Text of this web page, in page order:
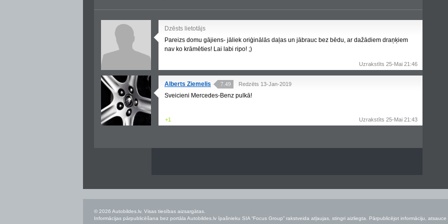
Dzēsts lietotājs
Pareizs domu gājiens- jāliek oriģinālās daļas un jābrauc bez bēdu, ar dažādiem draņķiem
nav ko krāmēties! Lai labi ripo! ;)
Uzrakstīts 25-Mai 21:46
Alberts Ziemelis 7.49 Redzēts 13-Jan-2019
Sveicieni Mercedes-Benz pulkā!
+1 Uzrakstīts 25-Mai 21:43
© 2026 Autobildes.lv. Visas tiesības aizsargātas.
Informācijas pārpublicēšana bez portāla Autobildes.lv īpašnieku SIA “Focus Group” rakstveida atļaujas, stingri aizliegta. Pārpublicējot informāciju,